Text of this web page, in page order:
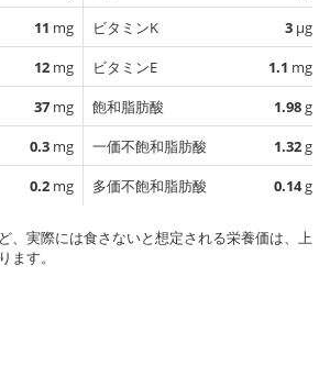
11 mg
12 mg
37 mg
0.3 mg
0.2 mg
ビタミンK
3 µg
ビタミンE
1.1 mg
飽和脂肪酸
1.98g
一価不飽和脂肪酸
1.32g
多価不飽和脂肪酸
0.14g
、実際には食さないと想定される栄養価は、上
ます。